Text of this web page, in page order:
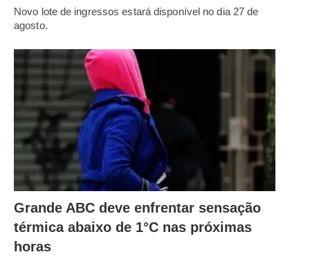
Novo lote de ingressos estará disponível no dia 27 de
agosto.
Grande ABC deve enfrentar sensação
térmica abaixo de 1°C nas próximas
horas